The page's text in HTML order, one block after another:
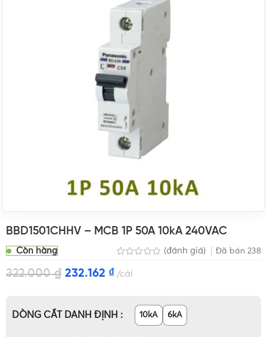
BBD1501CHHV – MCB 1P 50A 10kA 240VAC
Còn hàng (đánh giá) Đã bán 238
322.000₫ 232.162 ₫ cái
DÒNG CẮT DANH ĐỊNH 10kA 6kA